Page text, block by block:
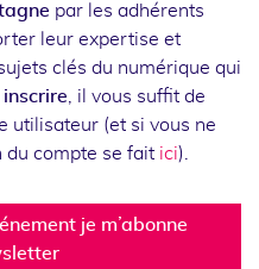
par les adhérents
leur expertise et
clés du numérique qui
inscrire , il vous suffit de
utilisateur (et si vous ne
du compte se fait ici).
je m’abonne